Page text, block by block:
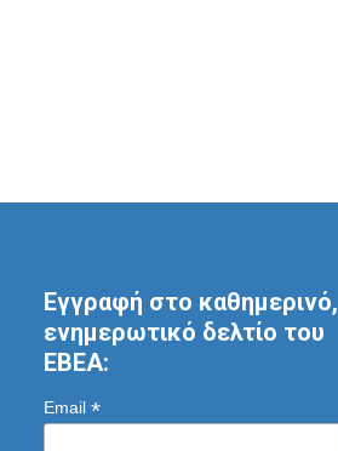
Εγγραφή στο καθημερινό,
ενημερωτικό δελτίο του
ΕΒΕΑ:
Email *